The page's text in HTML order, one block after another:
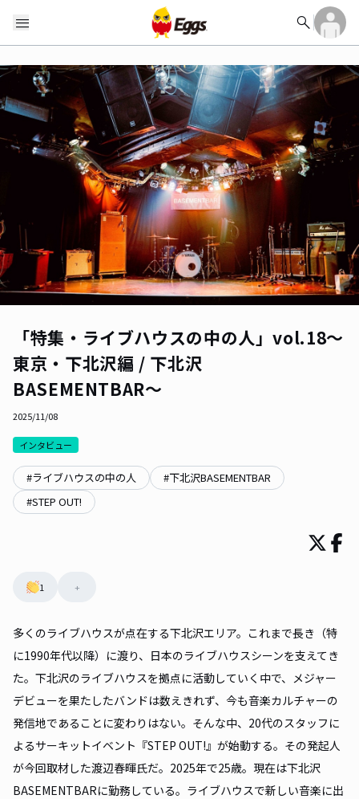
menu search
「特集・ライブハウスの中の人」vol.18〜
東京・下北沢編 / 下北沢
BASEMENTBAR〜
2025/11/08
インタビュー
#ライブハウスの中の人 #下北沢BASEMENTBAR
#STEP OUT!
1 +
多くのライブハウスが点在する下北沢エリア。これまで長き（特
に1990年代以降）に渡り、日本のライブハウスシーンを支えてき
た。下北沢のライブハウスを拠点に活動していく中で、メジャー
デビューを果たしたバンドは数えきれず、今も音楽カルチャーの
発信地であることに変わりはない。そんな中、20代のスタッフに
よるサーキットイベント『STEP OUT!』が始動する。その発起人
が今回取材した渡辺春暉氏だ。2025年で25歳。現在は下北沢
BASEMENTBARに勤務している。ライブハウスで新しい音楽に出